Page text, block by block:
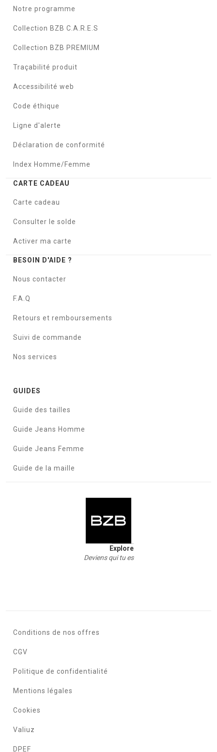
Notre programme
Collection BZB C.A.R.E.S
Collection BZB PREMIUM
Traçabilité produit
Accessibilité web
Code éthique
Ligne d'alerte
Déclaration de conformité
Index Homme/Femme
CARTE CADEAU
Carte cadeau
Consulter le solde
Activer ma carte
BESOIN D'AIDE ?
Nous contacter
F.A.Q
Retours et remboursements
Suivi de commande
Nos services
GUIDES
Guide des tailles
Guide Jeans Homme
Guide Jeans Femme
Guide de la maille
Explore
Deviens qui tu es
Conditions de nos offres
CGV
Politique de confidentialité
Mentions légales
Cookies
Valiuz
DPEF